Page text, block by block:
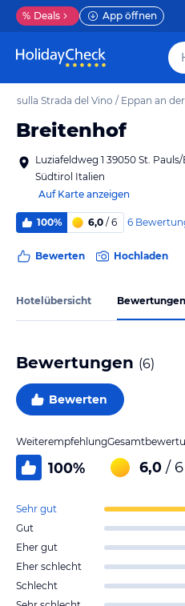
% Deals App öffnen
sulla Strada del Vino / Eppan an
Breitenhof
Luziafeldweg 1 39050 St.
Südtirol Italien
Auf Karte anzeigen
100% 6,0 / 6 6
Bewerten Hochladen
Hotelübersicht Bewertungen
Bewertungen (6)
Bewerten
Weiterempfehlung
100% 6,0 / 6
Sehr gut
Gut
Eher gut
Eher schlecht
Schlecht